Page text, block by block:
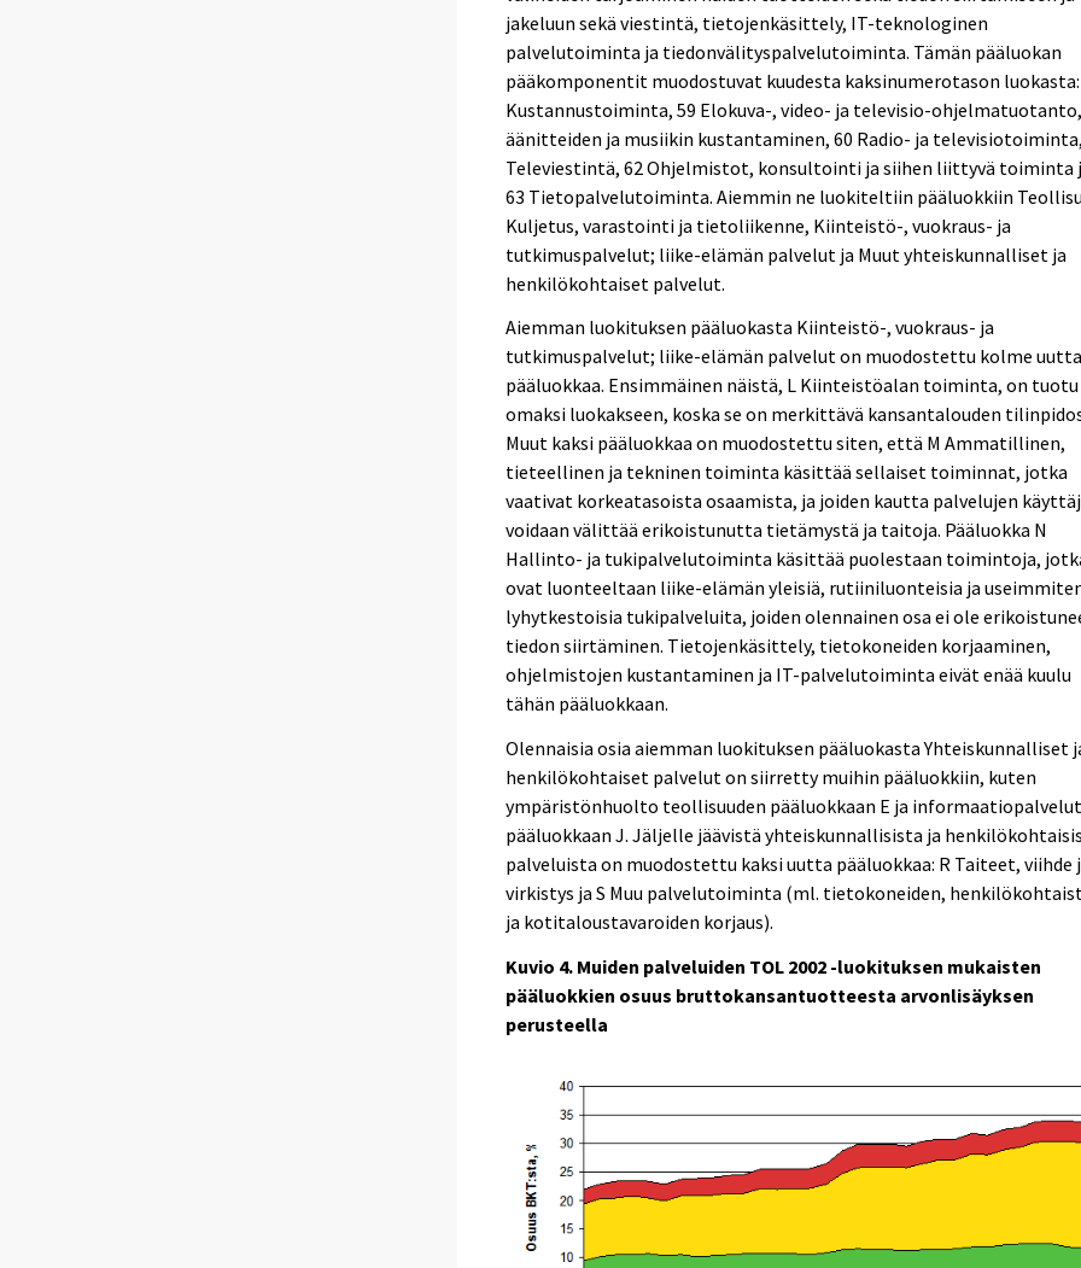
jakeluun sekä viestintä, tietojenkäsittely, IT-teknologinen
palvelutoiminta ja tiedonvälityspalvelutoiminta. Tämän pääluokan
pääkomponentit muodostuvat kuudesta kaksinumerotason luokasta:
Kustannustoiminta, 59 Elokuva-, video- ja televisio-ohjelmatuotanto,
äänitteiden ja musiikin kustantaminen, 60 Radio- ja
Televiestintä, 62 Ohjelmistot, konsultointi ja siihen liittyvä toiminta
63 Tietopalvelutoiminta. Aiemmin ne luokiteltiin pääluokkiin
Kuljetus, varastointi ja tietoliikenne, Kiinteistö-, vuokraus- ja
tutkimuspalvelut; liike-elämän palvelut ja Muut yhteiskunnalliset ja
henkilökohtaiset palvelut.
Aiemman luokituksen pääluokasta Kiinteistö-, vuokraus- ja
tutkimuspalvelut; liike-elämän palvelut on muodostettu kolme uutta
pääluokkaa. Ensimmäinen näistä, L Kiinteistöalan toiminta, on tuotu
omaksi luokakseen, koska se on merkittävä kansantalouden
Muut kaksi pääluokkaa on muodostettu siten, että M Ammatillinen,
tieteellinen ja tekninen toiminta käsittää sellaiset toiminnat, jotka
vaativat korkeatasoista osaamista, ja joiden kautta palvelujen
voidaan välittää erikoistunutta tietämystä ja taitoja. Pääluokka N
Hallinto- ja tukipalvelutoiminta käsittää puolestaan toimintoja,
ovat luonteeltaan liike-elämän yleisiä, rutiiniluonteisia ja
lyhytkestoisia tukipalveluita, joiden olennainen osa ei ole
tiedon siirtäminen. Tietojenkäsittely, tietokoneiden korjaaminen,
ohjelmistojen kustantaminen ja IT-palvelutoiminta eivät enää kuulu
tähän pääluokkaan.
Olennaisia osia aiemman luokituksen pääluokasta Yhteiskunnalliset
henkilökohtaiset palvelut on siirretty muihin pääluokkiin, kuten
ympäristönhuolto teollisuuden pääluokkaan E ja informaatiopalvelut
pääluokkaan J. Jäljelle jäävistä yhteiskunnallisista ja
palveluista on muodostettu kaksi uutta pääluokkaa: R Taiteet, viihde
virkistys ja S Muu palvelutoiminta (ml. tietokoneiden,
ja kotitaloustavaroiden korjaus).
Kuvio 4. Muiden palveluiden TOL 2002 -luokituksen mukaisten
pääluokkien osuus bruttokansantuotteesta arvonlisäyksen
perusteella